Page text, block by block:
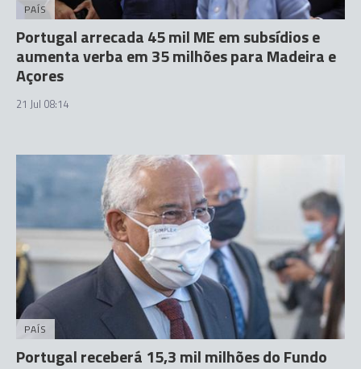
PAÍS
Portugal arrecada 45 mil ME em subsídios e
aumenta verba em 35 milhões para Madeira e
Açores
21 Jul 08:14
PAÍS
Portugal receberá 15,3 mil milhões do Fundo